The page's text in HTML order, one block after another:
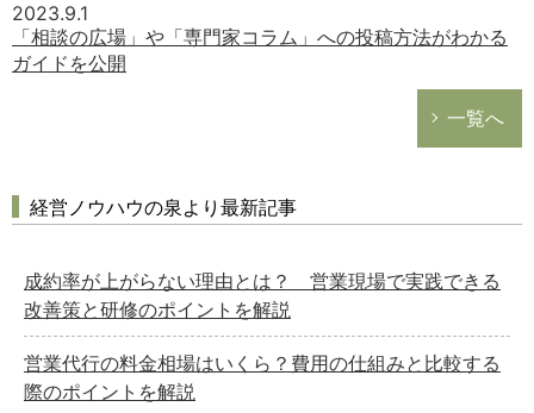
2023.9.1
「相談の広場」や「専門家コラム」への投稿方法がわかる
ガイドを公開
一覧へ
経営ノウハウの泉より最新記事
成約率が上がらない理由とは？ 営業現場で実践できる
改善策と研修のポイントを解説
営業代行の料金相場はいくら？費用の仕組みと比較する
際のポイントを解説